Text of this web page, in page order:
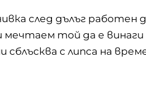
след дълъг работен
мечтаем той да е
с липса на